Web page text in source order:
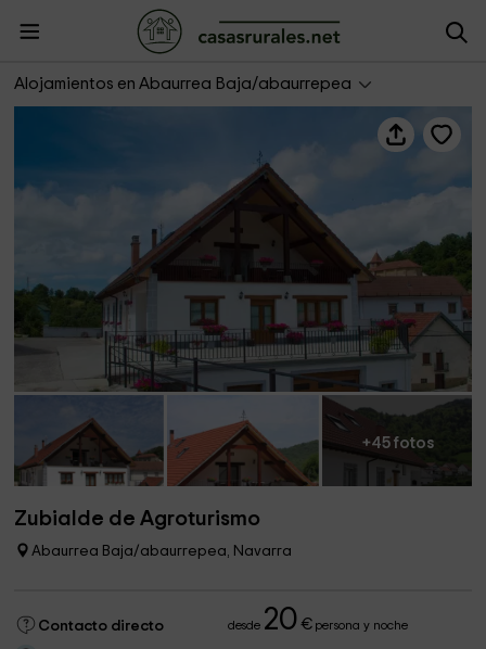
Alojamientos en Abaurrea Baja/abaurrepea
Zubialde de Agroturismo
+45 fotos
Zubialde de Agroturismo
Abaurrea Baja/abaurrepea, Navarra
Contacto directo desde 20 €persona y noche